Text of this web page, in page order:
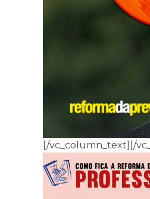
[/vc_column_text][/